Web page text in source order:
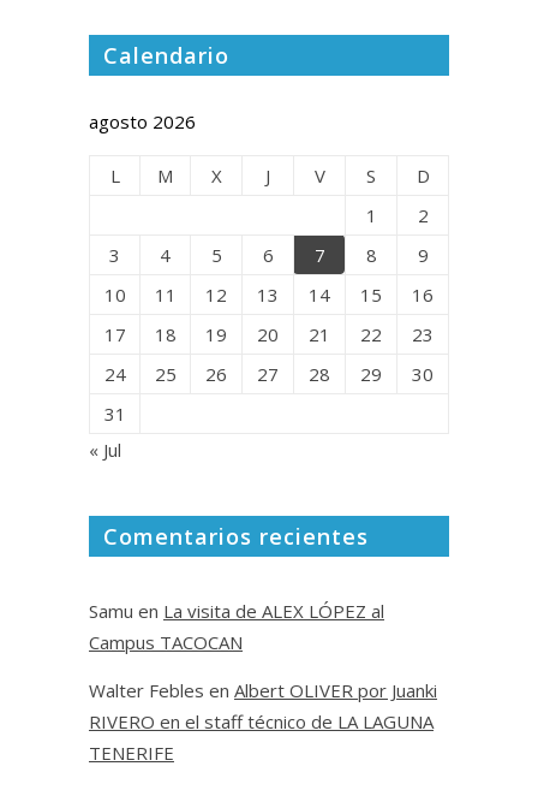
Calendario
agosto 2026
L M X J V S
D
1
2
3
4 5 6 7 8
9
10
11 12 13 14 15
16
17
18 19 20 21 22
23
24
25 26 27 28 29
30
31
« Jul
Comentarios recientes
Samu en La visita de ALEX LÓPEZ al
Campus TACOCAN
Walter Febles en Albert OLIVER por Juanki
RIVERO en el staff técnico de LA LAGUNA
TENERIFE